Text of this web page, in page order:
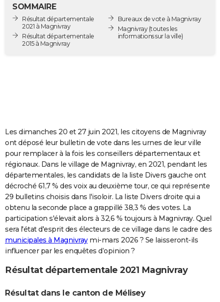
Destinations
City break
Voyage nature
Voyage de noces
Forum
Climat
GUIDES D'ACHAT
COPAINS D'AVANT
S'inscrire
Se connecter
Lycées
Collèges
Primaires
Universités
Entreprises
Service militaire
Avis de recherche
AVIS DE DÉCÈS
FORUM
Bricolage
Lifestyle
Culture
Sport
Auto
Television
Voyage
Cinema
SOMMAIRE
Résultat départementale
2021 à Magnivray
Résultat départementale
2015 à Magnivray
Bureaux de vote à Magnivray
Magnivray(toutes les
informations sur la ville)
Les dimanches 20 et 27 juin 2021, les citoyens de Magnivray
ont déposé leur bulletin de vote dans les urnes de leur ville
pour remplacer à la fois les conseillers départementaux et
régionaux. Dans le village de Magnivray, en 2021, pendant les
départementales, les candidats de la liste Divers gauche ont
décroché 61,7 % des voix au deuxième tour, ce qui représente
29 bulletins choisis dans l'isoloir. La liste Divers droite qui a
obtenu la seconde place a grappillé 38,3 % des votes. La
participation s'élevait alors à 32,6 % toujours à Magnivray. Quel
sera l'état d'esprit des électeurs de ce village dans le cadre des
municipales à Magnivraymi-mars 2026 ? Se laisseront-ils
influencer par les enquêtes d’opinion ?
Résultat départementale 2021 Magnivray
Résultat dans le canton de Mélisey